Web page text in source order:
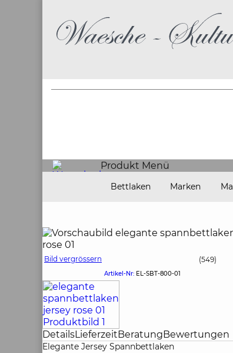
Produkt Menü
Bettlaken Marken
Bild vergrössern (549)
Artikel-Nr: EL-SBT-800-01
DetailsLieferzeit Beratung Bewertungen
Elegante Jersey Spannbettlaken